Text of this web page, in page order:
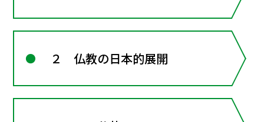
２ 仏教の日本的展開